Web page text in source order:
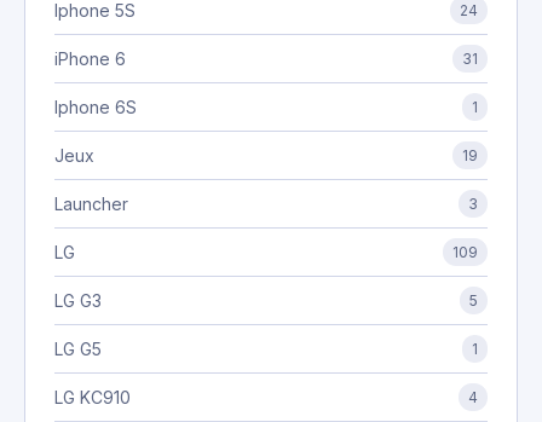
Iphone 5S 24
iPhone 6 31
Iphone 6S 1
Jeux 19
Launcher 3
LG 109
LG G3 5
LG G5 1
LG KC910 4